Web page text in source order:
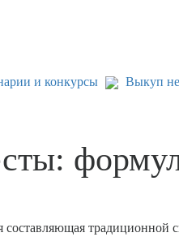
и конкурсы Выкуп
составляющая традиционной